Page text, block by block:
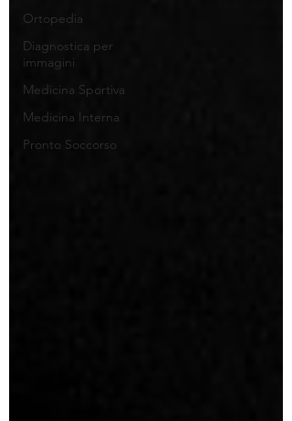
Ortopedia
Diagnostica per
immagini
Medicina Sportiva
Medicina Interna
Pronto Soccorso